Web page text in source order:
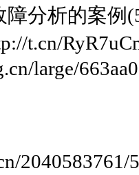
分析的案例
t.cn/
large/